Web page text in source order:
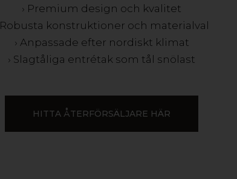
› Premium design och kvalitet
Robusta konstruktioner och materialval
› Anpassade efter nordiskt klimat
› Slagtåliga entrétak som tål snölast
HITTA ÅTERFÖRSÄLJARE HÄR